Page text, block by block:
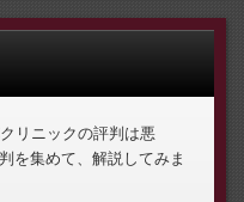
クリニックの評判は悪
を集めて、解説してみま